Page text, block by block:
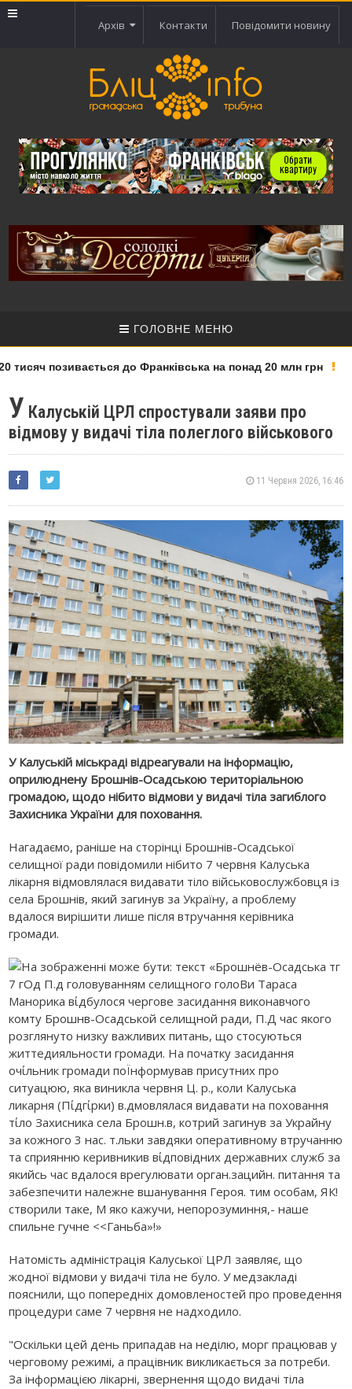
Архів Контакти Повідомити новину
ГОЛОВНЕ МЕНЮ
позивається до Франківська на понад 20 млн грн
У Калуській ЦРЛ спростували заяви про
відмову у видачі тіла полеглого військового
11 Червня 2026, 16:46
У Калуській міськраді відреагували на інформацію,
оприлюднену Брошнів-Осадською територіальною
громадою, щодо нібито відмови у видачі тіла загиблого
Захисника України для поховання.
Нагадаємо, раніше на сторінці Брошнів-Осадської
селищної ради повідомили нібито 7 червня Калуська
лікарня відмовлялася видавати тіло військовослужбовця із
села Брошнів, який загинув за Україну, а проблему
вдалося вирішити лише після втручання керівника
громади.
Натомість адміністрація Калуської ЦРЛ заявляє, що
жодної відмови у видачі тіла не було. У медзакладі
пояснили, що попередніх домовленостей про проведення
процедури саме 7 червня не надходило.
"Оскільки цей день припадав на неділю, морг працював у
черговому режимі, а працівник викликається за потреби.
За інформацією лікарні, звернення щодо видачі тіла